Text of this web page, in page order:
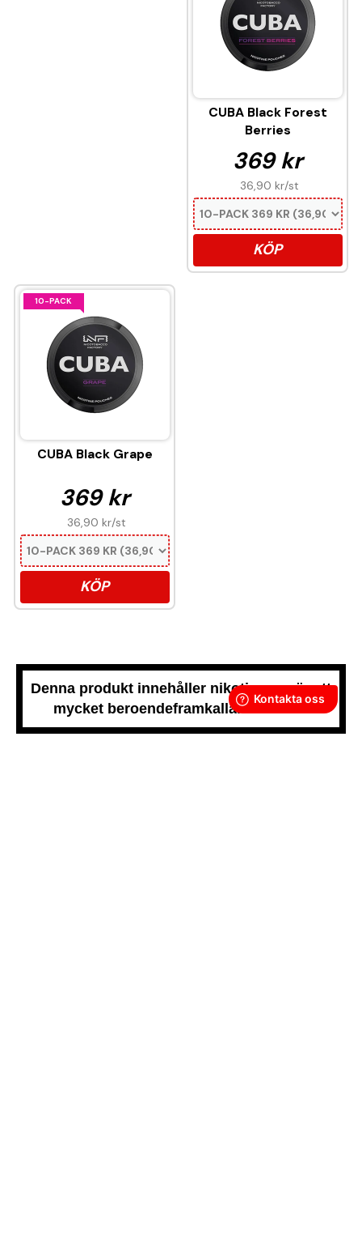
CUBA Black Forest
Berries
369 kr
36,90 kr/st
KÖP
10-PACK
CUBA Black Grape
369 kr
36,90 kr/st
KÖP
Denna produkt innehåller nikotin som är ett
mycket beroendeframkallande ämne.